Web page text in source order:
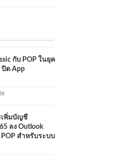
กับ POP ในยุค
ปิด App
เพิ่มบัญชี
ลง Outlook
POP สำหรับระบบ